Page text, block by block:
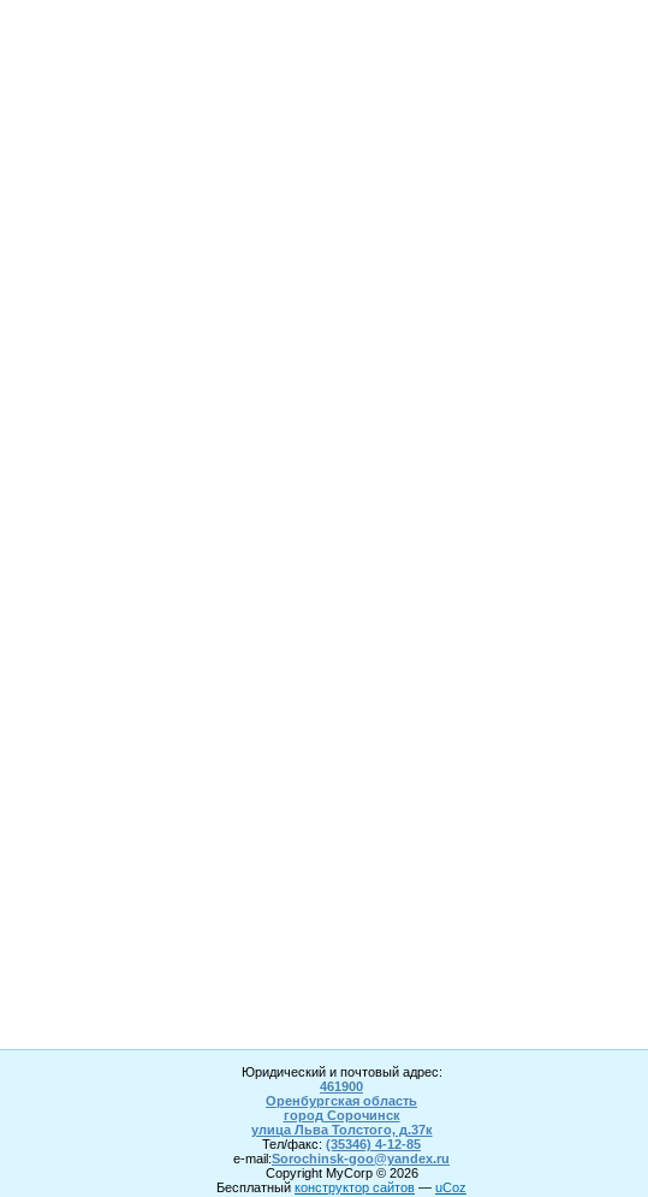
Юридический и почтовый адрес:
461900
Оренбургская область
город Сорочинск
улица Льва Толстого, д.37к
Тел/факс: (35346) 4-12-85
e-mail:Sorochinsk-goo@yandex.ru
Copyright MyCorp © 2026
Бесплатный конструктор сайтов — uCoz